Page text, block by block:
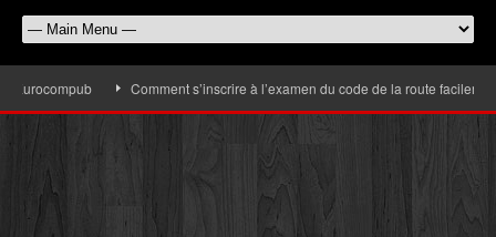
Comment s’inscrire à l’examen du code de la route facilement